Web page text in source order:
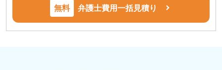
無料 弁護士費用一括見積り